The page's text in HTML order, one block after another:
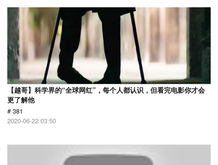
【越哥】科学界的“全球网红”，每个人都认识，但看完电影你才会
更了解他
# 381
2020-06-22 03:50